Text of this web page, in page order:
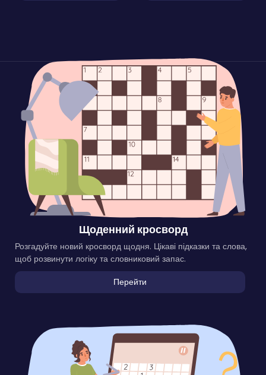
Щоденний кросворд
Розгадуйте новий кросворд щодня. Цікаві підказки та слова,
щоб розвинути логіку та словниковий запас.
Перейти